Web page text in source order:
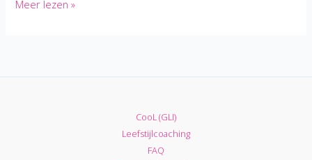
Is
Meer lezen »
CooL (GLI)
Leefstijlcoaching
FAQ